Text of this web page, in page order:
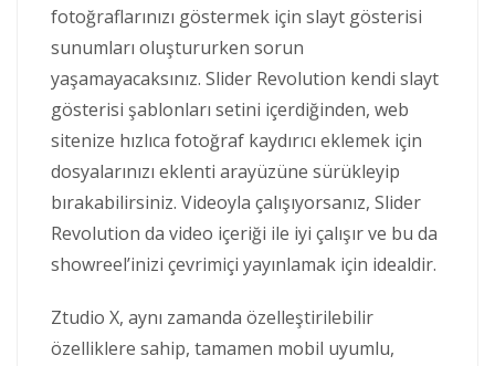
fotoğraflarınızı göstermek için slayt gösterisi
sunumları oluştururken sorun
yaşamayacaksınız. Slider Revolution kendi slayt
gösterisi şablonları setini içerdiğinden, web
sitenize hızlıca fotoğraf kaydırıcı eklemek için
dosyalarınızı eklenti arayüzüne sürükleyip
bırakabilirsiniz. Videoyla çalışıyorsanız, Slider
Revolution da video içeriği ile iyi çalışır ve bu da
showreel’inizi çevrimiçi yayınlamak için idealdir.
Ztudio X, aynı zamanda özelleştirilebilir
özelliklere sahip, tamamen mobil uyumlu,